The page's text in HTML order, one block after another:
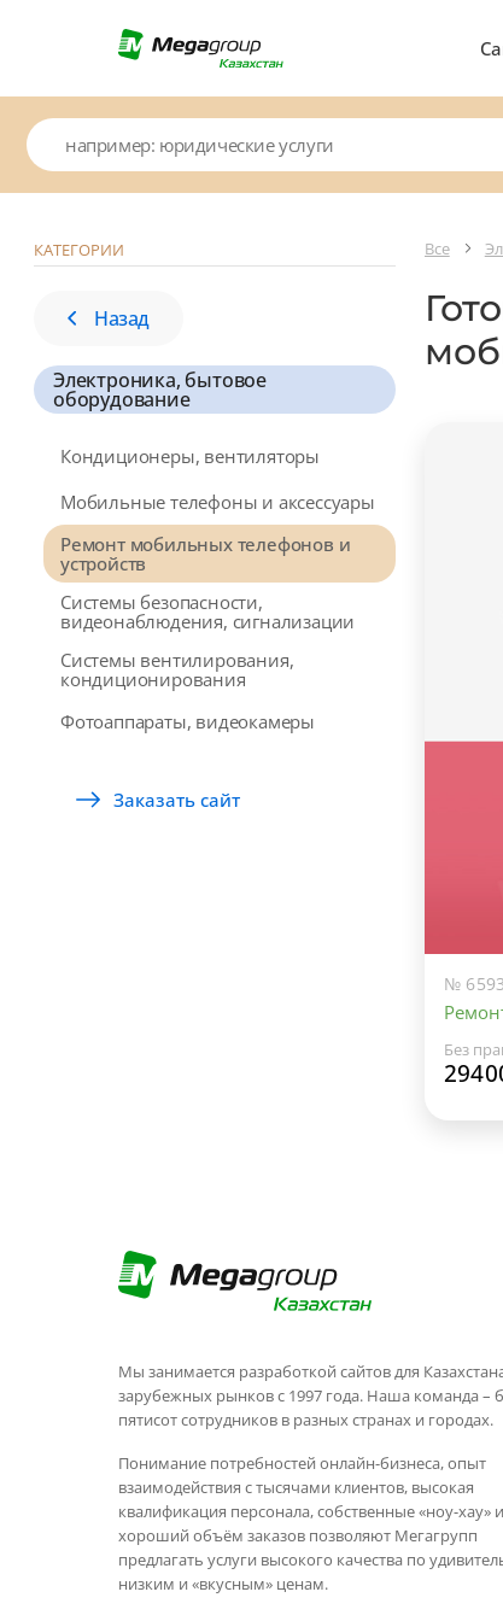
КАТЕГОРИИ
Назад
Электроника, бытовое
оборудование
Кондиционеры, вентиляторы
Мобильные телефоны и аксессуары
Ремонт мобильных телефонов и
устройств
Системы безопасности,
видеонаблюдения, сигнализации
Системы вентилирования,
кондиционирования
Фотоаппараты, видеокамеры
Заказать сайт
Все
№
Без
Мы занимается разработкой сайтов для
зарубежных рынков с 1997 года. Наша команда –
пятисот сотрудников в разных странах и городах.
Понимание потребностей онлайн-бизнеса, опыт
взаимодействия с тысячами клиентов, высокая
квалификация персонала, собственные «ноу-хау» и
хороший объём заказов позволяют Мегагрупп
предлагать услуги высокого качества по
низким и «вкусным» ценам.